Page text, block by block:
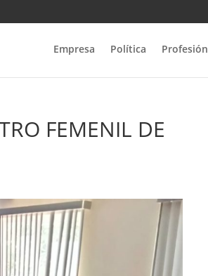
Empresa Política Profesión
FEMENIL DE